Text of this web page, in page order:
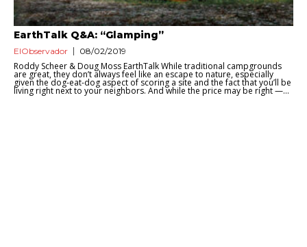
EarthTalk Q&A: “Glamping”
ElObservador 08/02/2019
Roddy Scheer & Doug Moss EarthTalk While traditional campgrounds
are great, they don’t always feel like an escape to nature, especially
given the dog-eat-dog aspect of scoring a site and the fact that you’ll be
living right next to your neighbors. And while the price may be right —...